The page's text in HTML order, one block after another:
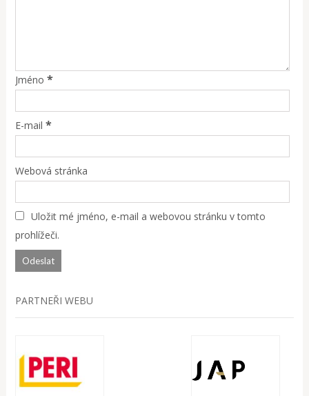
Jméno *
E-mail *
Webová stránka
Uložit mé jméno, e-mail a webovou stránku v tomto
prohlížeči.
PARTNEŘI WEBU